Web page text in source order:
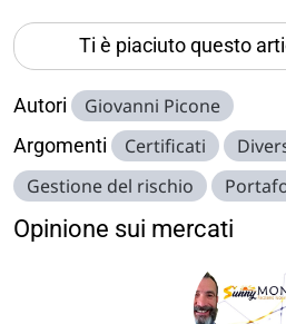
Ti è piaciuto questo
Autori Giovanni Picone
Argomenti Certificati
Gestione del rischio
Opinione sui mercati